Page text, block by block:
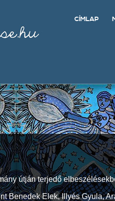
CÍMLAP
útján terjedő
Benedek Elek, Illyés Gyula,